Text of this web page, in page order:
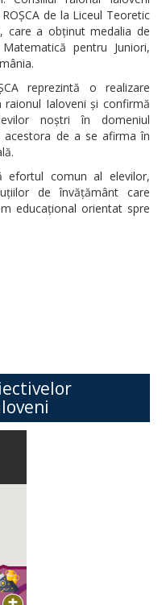
de la Liceul Teoretic
care a obținut medalia de
pentru Juniori,
reprezintă o realizare
Ialoveni și confirmă
noștri în domeniul
acestora de a se afirma în
efortul comun al elevilor,
de învățământ care
educațional orientat spre